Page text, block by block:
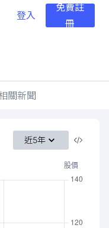
登入
免費註
冊
關新聞
近5年